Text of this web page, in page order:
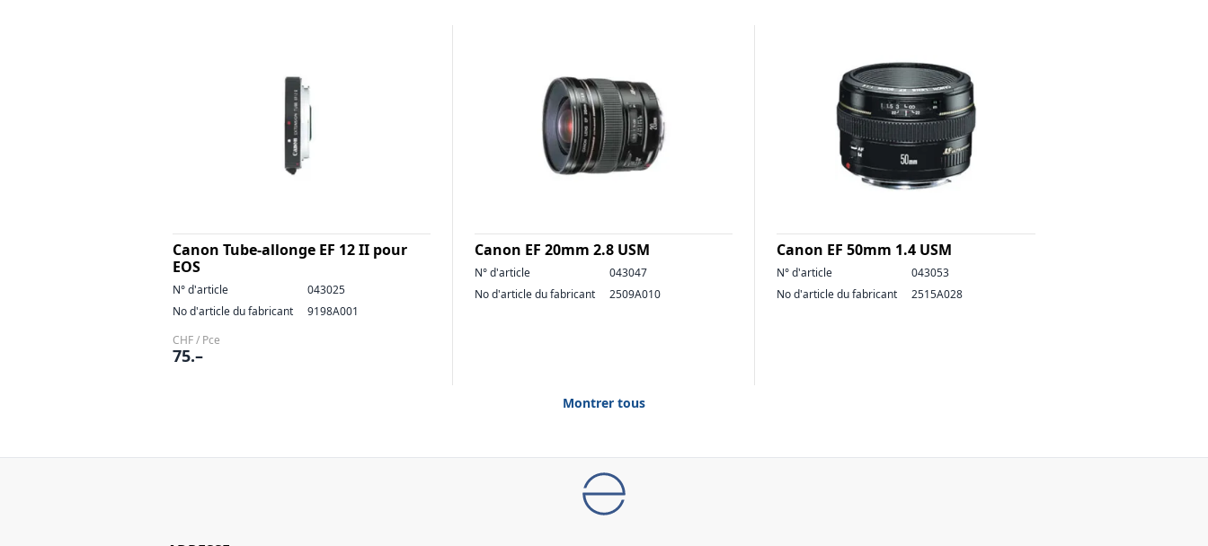
Canon Tube-allonge EF 12 II pour
EOS
N° d'article
043025
No d'article du fabricant
9198A001
CHF / Pce
75.–
Canon EF 20mm 2.8 USM
N° d'article
043047
No d'article du fabricant
2509A010
Canon EF 50mm 1.4 USM
N° d'article
043053
No d'article du fabricant
2515A028
Montrer tous